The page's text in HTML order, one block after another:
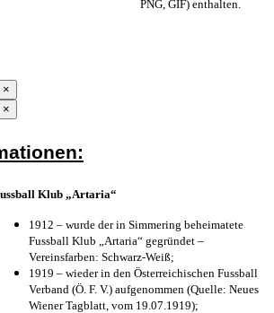
PNG, GIF) enthalten.
×
×
Klub „Artaria“
1912 – wurde der in Simmering beheimatete
Fussball Klub „Artaria“ gegründet –
Vereinsfarben: Schwarz-Weiß;
1919 – wieder in den Österreichischen Fussball
Verband (Ö. F. V.) aufgenommen (Quelle: Neues
Wiener Tagblatt, vom 19.07.1919);